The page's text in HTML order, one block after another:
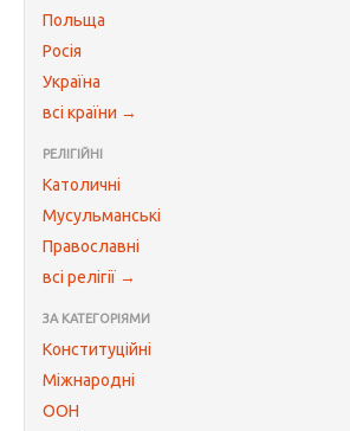
Польща
Росія
Україна
всі країни →
РЕЛІГІЙНІ
Католичні
Мусульманські
Православні
всі релігії →
ЗА КАТЕГОРІЯМИ
Конституційні
Міжнародні
ООН